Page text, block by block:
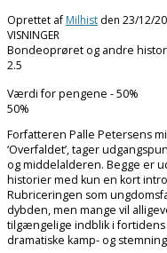
Oprettet af Milhist den 23/12/
VISNINGER
Bondeoprøret og andre
2.5
Værdi for pengene - 50%
50%
Forfatteren Palle Petersens
‘Overfaldet’, tager
og middelalderen. Begge er
historier med kun en kort
Rubriceringen som
dybden, men mange vil
tilgængelige indblik i
dramatiske kamp- og